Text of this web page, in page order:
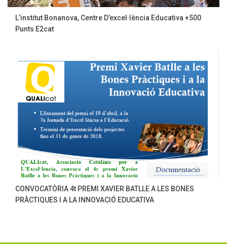
L’institut Bonanova, Centre D’excel·lència Educativa +500
Punts E2cat
CONVOCATÒRIA 4t PREMI XAVIER BATLLE A LES BONES
PRÀCTIQUES I A LA INNOVACIÓ EDUCATIVA